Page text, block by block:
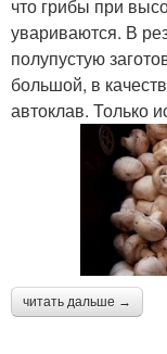
что грибы при
увариваются. В
полупустую
большой, в
автоклав. Только
читать дальше →